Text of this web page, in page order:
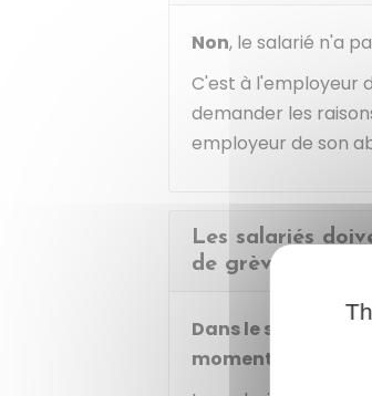
Non, le salarié n'a
C'est à l'employeur
demander les
employeur de son
Les salariés
de grève ?
Dans le secteur
moment.